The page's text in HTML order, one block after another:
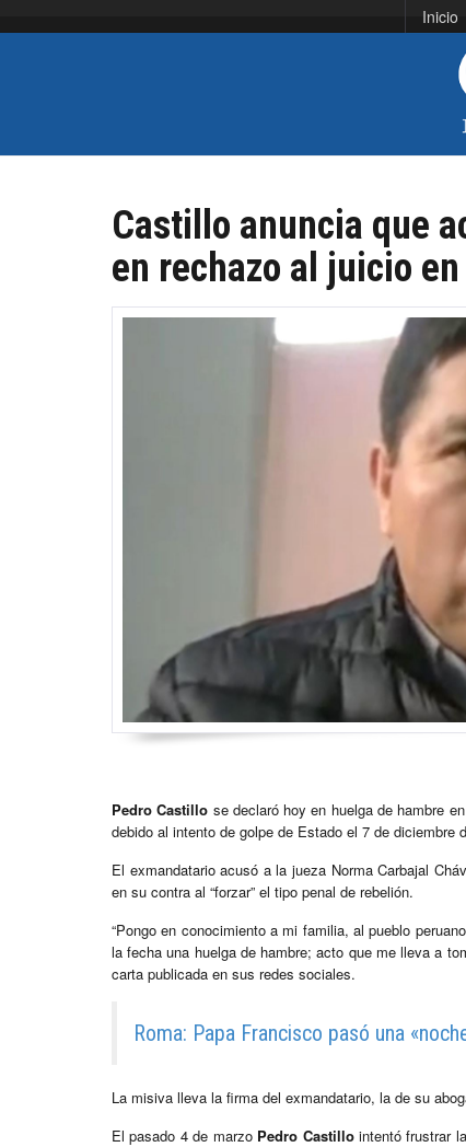
Inicio
Castillo anuncia que
en rechazo al juicio
Pedro Castillo se declaró hoy en huelga de hambre
debido al intento de golpe de Estado el 7 de diciembre
El exmandatario acusó a la jueza Norma Carbajal
en su contra al “forzar” el tipo penal de rebelión.
“Pongo en conocimiento a mi familia, al pueblo
la fecha una huelga de hambre; acto que me lleva a
carta publicada en sus redes sociales.
Roma: Papa Francisco pasó una
La misiva lleva la firma del exmandatario, la de su
El pasado 4 de marzo Pedro Castillointentó frustrar